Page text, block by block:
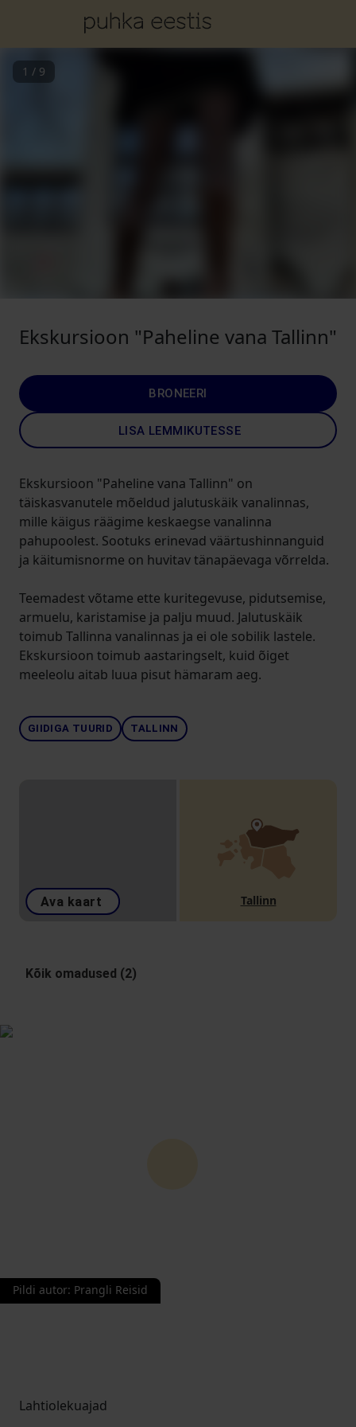
1 / 9
Ekskursioon "Paheline vana Tallinn"
BRONEERI
LISA LEMMIKUTESSE
Ekskursioon "Paheline vana Tallinn" on
täiskasvanutele mõeldud jalutuskäik vanalinnas,
mille käigus räägime keskaegse vanalinna
pahupoolest. Sootuks erinevad väärtushinnanguid
ja käitumisnorme on huvitav tänapäevaga võrrelda.
Teemadest võtame ette kuritegevuse, pidutsemise,
armuelu, karistamise ja palju muud. Jalutuskäik
toimub Tallinna vanalinnas ja ei ole sobilik lastele.
Ekskursioon toimub aastaringselt, kuid õiget
meeleolu aitab luua pisut hämaram aeg.
GIIDIGA TUURID TALLINN
Ava kaart Tallinn
Kõik omadused (2)
Pildi autor: Prangli Reisid
Lahtiolekuajad